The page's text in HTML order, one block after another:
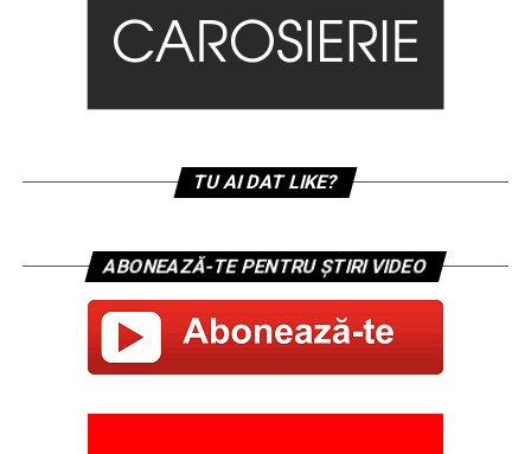
TU AI DAT LIKE?
ABONEAZĂ-TE PENTRU ȘTIRI VIDEO